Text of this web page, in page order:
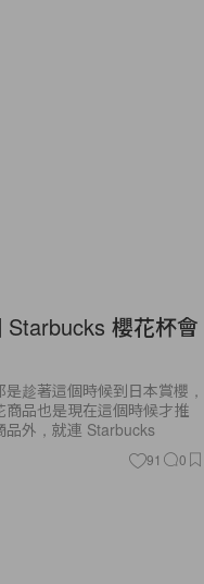
櫻花杯會
趁著這個時候到日本賞櫻，
品也是現在這個時候才推
品外，就連 Starbucks
91 0